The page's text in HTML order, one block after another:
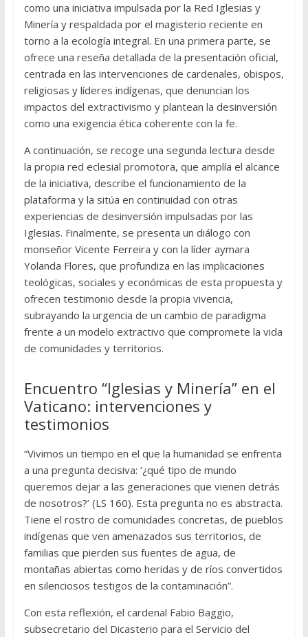
como una iniciativa impulsada por la Red Iglesias y
Minería y respaldada por el magisterio reciente en
torno a la ecología integral. En una primera parte, se
ofrece una reseña detallada de la presentación oficial,
centrada en las intervenciones de cardenales, obispos,
religiosas y líderes indígenas, que denuncian los
impactos del extractivismo y plantean la desinversión
como una exigencia ética coherente con la fe.
A continuación, se recoge una segunda lectura desde
la propia red eclesial promotora, que amplía el alcance
de la iniciativa, describe el funcionamiento de la
plataforma y la sitúa en continuidad con otras
experiencias de desinversión impulsadas por las
Iglesias. Finalmente, se presenta un diálogo con
monseñor Vicente Ferreira y con la líder aymara
Yolanda Flores, que profundiza en las implicaciones
teológicas, sociales y económicas de esta propuesta y
ofrecen testimonio desde la propia vivencia,
subrayando la urgencia de un cambio de paradigma
frente a un modelo extractivo que compromete la vida
de comunidades y territorios.
Encuentro “Iglesias y Minería” en el
Vaticano: intervenciones y
testimonios
“Vivimos un tiempo en el que la humanidad se enfrenta
a una pregunta decisiva: ‘¿qué tipo de mundo
queremos dejar a las generaciones que vienen detrás
de nosotros?’ (LS 160). Esta pregunta no es abstracta.
Tiene el rostro de comunidades concretas, de pueblos
indígenas que ven amenazados sus territorios, de
familias que pierden sus fuentes de agua, de
montañas abiertas como heridas y de ríos convertidos
en silenciosos testigos de la contaminación”.
Con esta reflexión, el cardenal Fabio Baggio,
subsecretario del Dicasterio para el Servicio del